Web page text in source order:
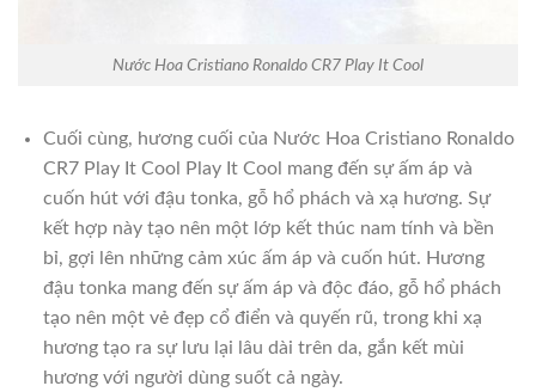
Nước Hoa Cristiano Ronaldo CR7 Play It Cool
Cuối cùng, hương cuối của Nước Hoa Cristiano Ronaldo
CR7 Play It Cool Play It Cool mang đến sự ấm áp và
cuốn hút với đậu tonka, gỗ hổ phách và xạ hương. Sự
kết hợp này tạo nên một lớp kết thúc nam tính và bền
bỉ, gợi lên những cảm xúc ấm áp và cuốn hút. Hương
đậu tonka mang đến sự ấm áp và độc đáo, gỗ hổ phách
tạo nên một vẻ đẹp cổ điển và quyến rũ, trong khi xạ
hương tạo ra sự lưu lại lâu dài trên da, gắn kết mùi
hương với người dùng suốt cả ngày.